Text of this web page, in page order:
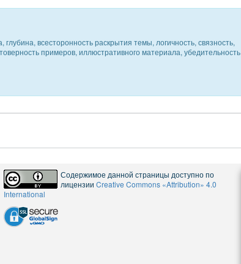
всесторонность раскрытия темы, логичность, связность,
примеров, иллюстративного материала, убедительность
Содержимое данной страницы доступно по
лицензии Creative Commons «Attribution» 4.0
International